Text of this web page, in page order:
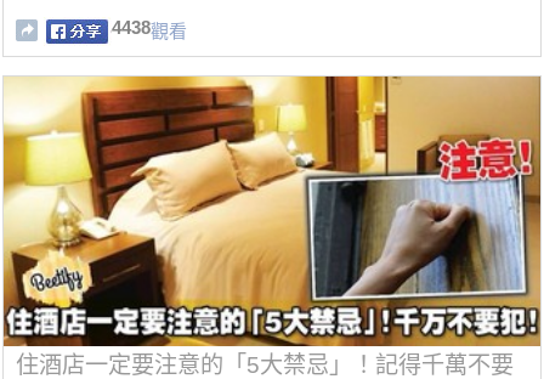
4438觀看
住酒店一定要注意的「5大禁忌」！記得千萬不要